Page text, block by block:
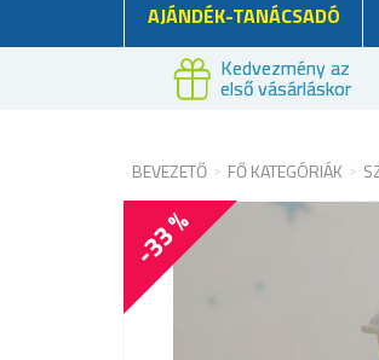
AJÁNDÉK-TANÁCSADÓ
Kedvezmény az
első vásárláskor
BEVEZETŐ FŐ KATEGÓRIÁK
-33 %